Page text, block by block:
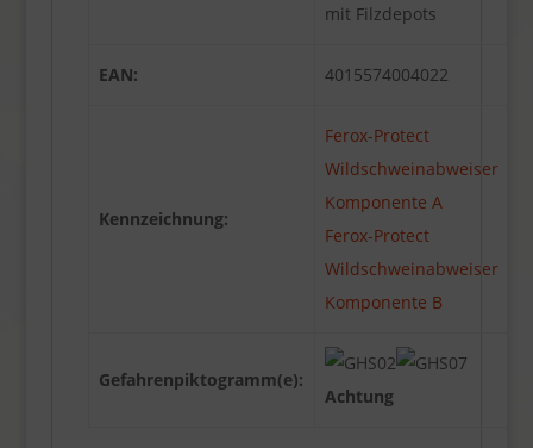
mit Filzdepots
EAN: 4015574004022
Kennzeichnung:
Ferox-Protect
Wildschweinabweiser
Komponente A
Ferox-Protect
Wildschweinabweiser
Komponente B
Gefahrenpiktogramm(e):
Achtung